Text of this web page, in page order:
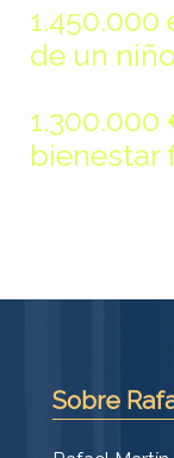
de un
bienestar
Sobre